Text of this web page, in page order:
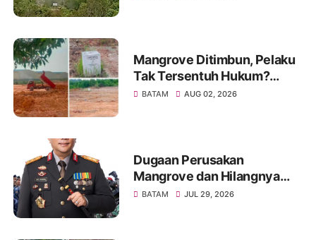
Mangrove Ditimbun, Pelaku
Tak Tersentuh Hukum?
Dugaan Tebang Pilih
BATAM AUG 02, 2026
Dugaan Perusakan
Mangrove dan Hilangnya
Tugu HL 24, KMPK Desak
BATAM JUL 29, 2026